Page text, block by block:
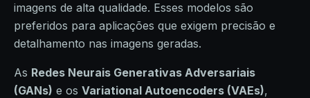
imagens de alta qualidade. Esses modelos são
preferidos para aplicações que exigem precisão e
detalhamento nas imagens geradas.
As Redes Neurais Generativas Adversariais
(GANs) e os Variational Autoencoders (VAEs),